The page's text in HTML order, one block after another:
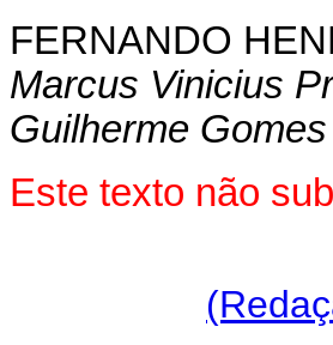
FERNANDO
Marcus Vinicius
Guilherme
Este texto não